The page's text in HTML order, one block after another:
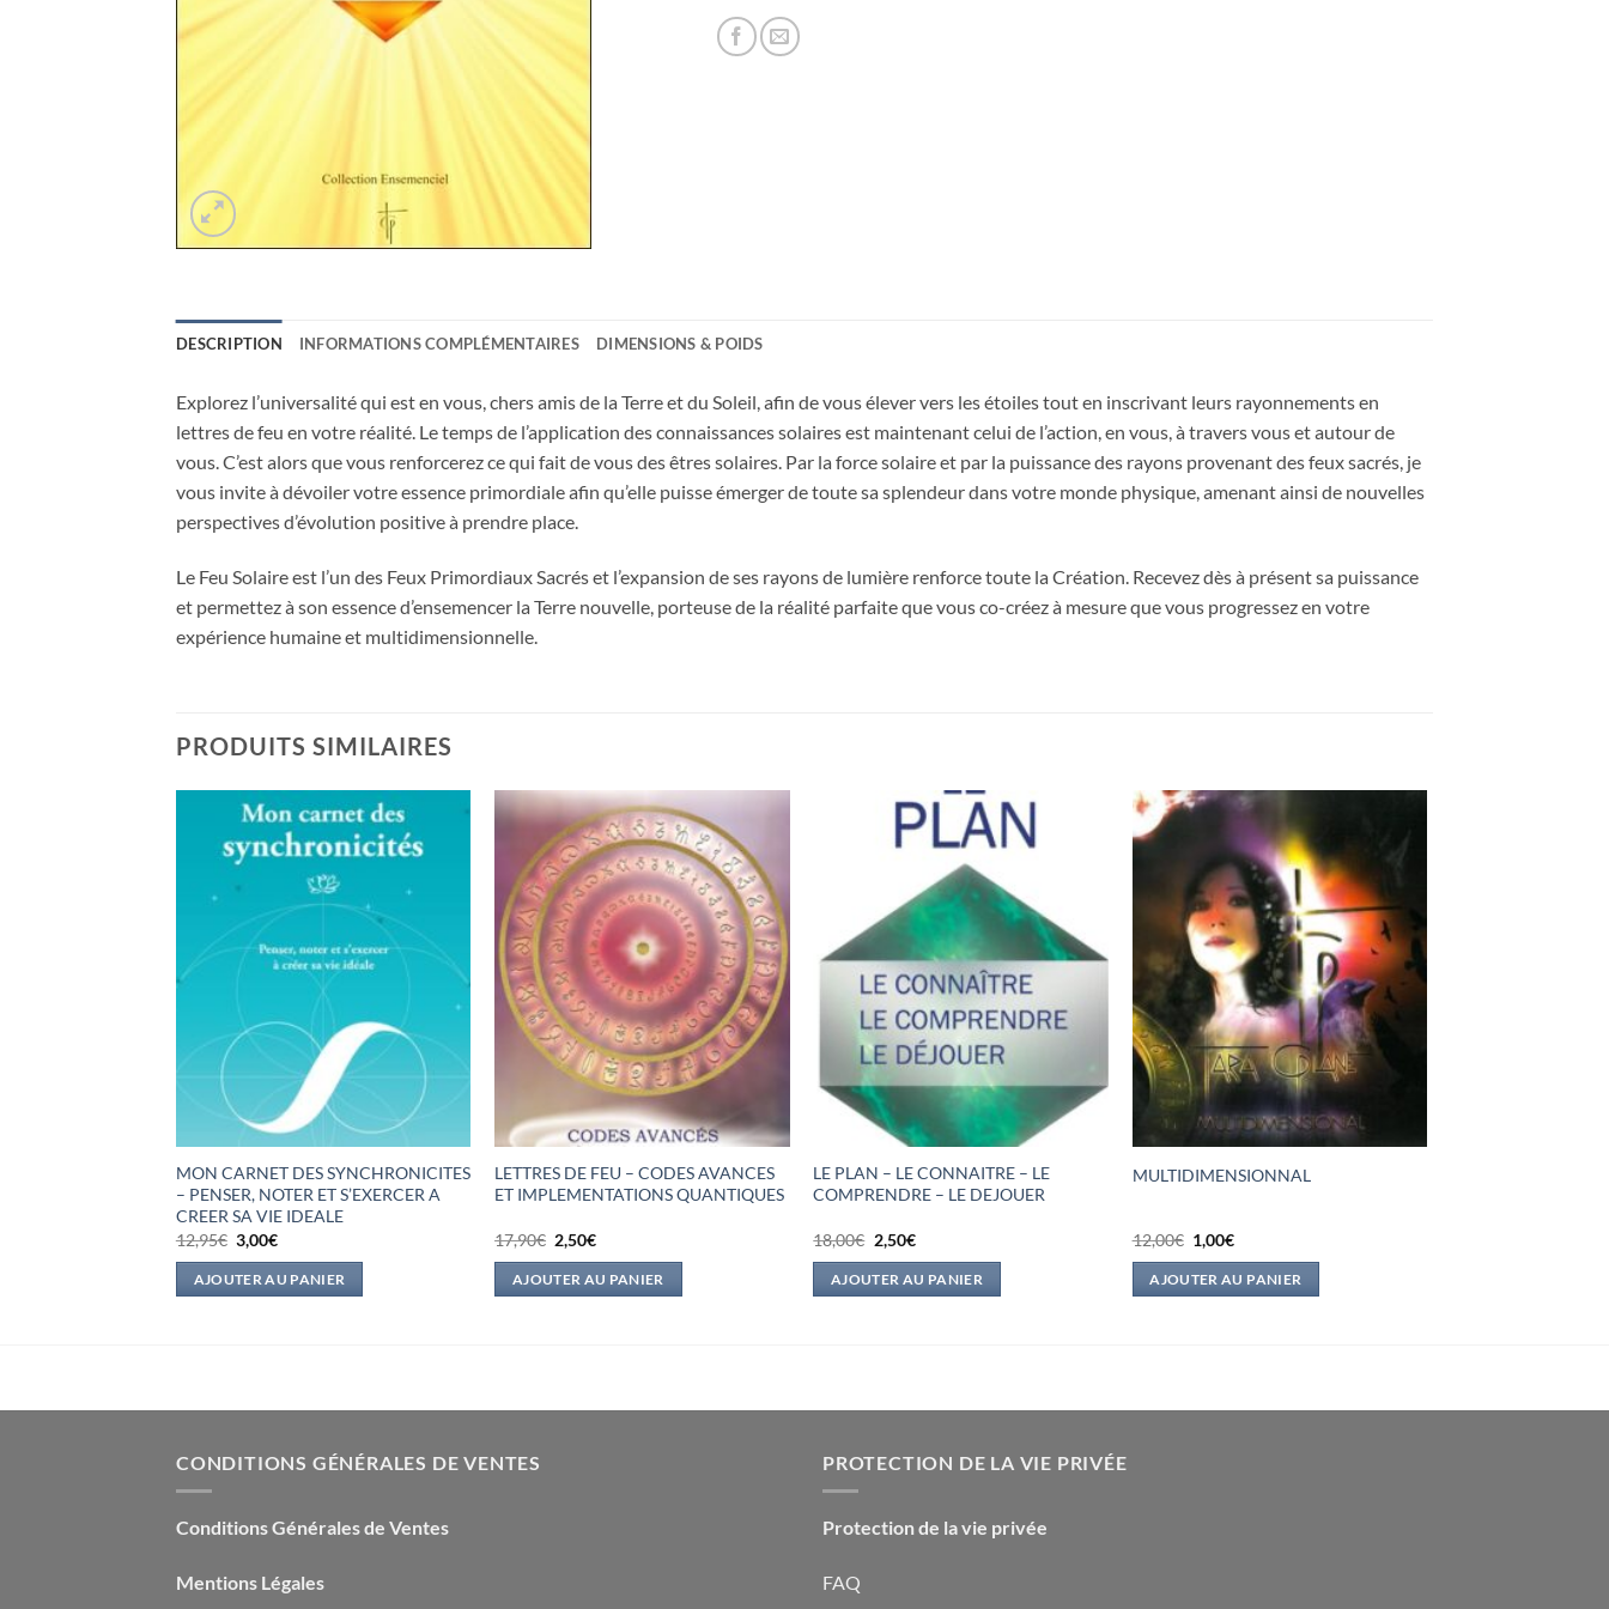
DESCRIPTION INFORMATIONS COMPLÉMENTAIRES DIMENSIONS & POIDS
Explorez l’universalité qui est en vous, chers amis de la Terre et du Soleil, afin de vous élever vers les étoiles tout en inscrivant leurs rayonnements en
lettres de feu en votre réalité. Le temps de l’application des connaissances solaires est maintenant celui de l’action, en vous, à travers vous et autour de
vous. C’est alors que vous renforcerez ce qui fait de vous des êtres solaires. Par la force solaire et par la puissance des rayons provenant des feux sacrés, je
vous invite à dévoiler votre essence primordiale afin qu’elle puisse émerger de toute sa splendeur dans votre monde physique, amenant ainsi de nouvelles
perspectives d’évolution positive à prendre place.
Le Feu Solaire est l’un des Feux Primordiaux Sacrés et l’expansion de ses rayons de lumière renforce toute la Création. Recevez dès à présent sa puissance
et permettez à son essence d’ensemencer la Terre nouvelle, porteuse de la réalité parfaite que vous co-créez à mesure que vous progressez en votre
expérience humaine et multidimensionnelle.
PRODUITS SIMILAIRES
MON CARNET DES SYNCHRONICITES
– PENSER, NOTER ET S’EXERCER A
CREER SA VIE IDEALE
12,95€ Le
prix
initial
était :
3,00€Le
actuel
est :
AJOUTER AU PANIER
LETTRES DE FEU – CODES AVANCES
ET IMPLEMENTATIONS QUANTIQUES
17,90€ Le
prix
initial
était :
2,50€Le
actuel
est :
AJOUTER AU PANIER
LE PLAN – LE CONNAITRE – LE
COMPRENDRE – LE DEJOUER
18,00€ Le
prix
initial
était :
2,50€Le
actuel
est :
AJOUTER AU PANIER
MULTIDIMENSIONNAL
12,00€ Le
prix
initial
était :
1,00€Le
actuel
est :
AJOUTER AU PANIER
CONDITIONS GÉNÉRALES DE VENTES
Conditions Générales de Ventes
Mentions Légales
PROTECTION DE LA VIE PRIVÉE
Protection de la vie privée
FAQ